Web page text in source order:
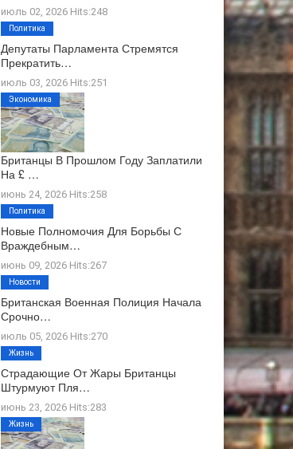
июль 02, 2026 Hits:248
Депутаты Парламента Стремятся
Прекратить…
июль 03, 2026 Hits:251
Политика
Британцы В Прошлом Году Заплатили
На £ …
июнь 24, 2026 Hits:258
Экономика
Новые Полномочия Для Борьбы С
Враждебным…
июнь 09, 2026 Hits:267
Политика
Британская Военная Полиция Начала
Срочно…
июль 05, 2026 Hits:270
Новости
Страдающие От Жары Британцы
Штурмуют Пля…
июнь 23, 2026 Hits:283
Жизнь
Жизнь